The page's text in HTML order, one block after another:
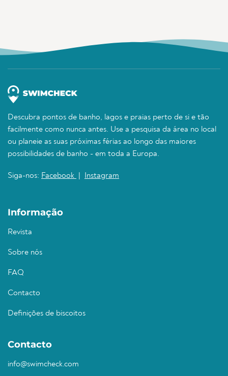
Descubra pontos de banho, lagos e praias perto de si e tão
facilmente como nunca antes. Use a pesquisa da área no local
ou planeie as suas próximas férias ao longo das maiores
possibilidades de banho - em toda a Europa.
Siga-nos: Facebook Instagram
Informação
Revista
Sobre nós
FAQ
Contacto
Definições de biscoitos
Contacto
info@swimcheck.com